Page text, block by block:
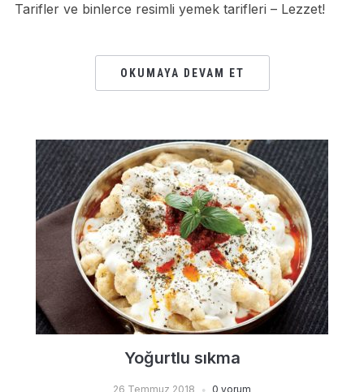
Tarifler ve binlerce resimli yemek tarifleri – Lezzet!
OKUMAYA DEVAM ET
Yoğurtlu sıkma
26 Temmuz 2018 0 yorum